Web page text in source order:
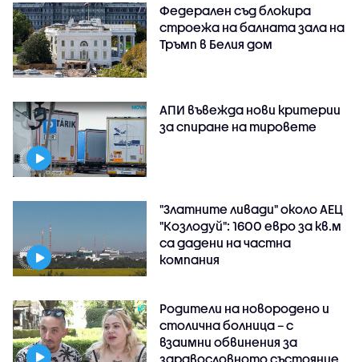
Федерален съд блокира
строежа на балната зала на
Тръмп в Белия дом
АПИ въвежда нови критерии
за спиране на тировете
"Златните ливади" около АЕЦ
"Козлодуй": 1600 евро за кв.м
са дадени на частна
компания
Родители на новородено и
столична болница – с
взаимни обвинения за
здравословното състояние